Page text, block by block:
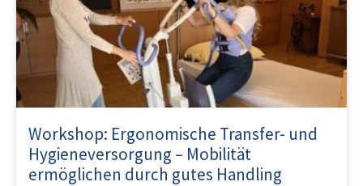
Workshop: Ergonomische Transfer- und
Hygieneversorgung – Mobilität
ermöglichen durch gutes Handling